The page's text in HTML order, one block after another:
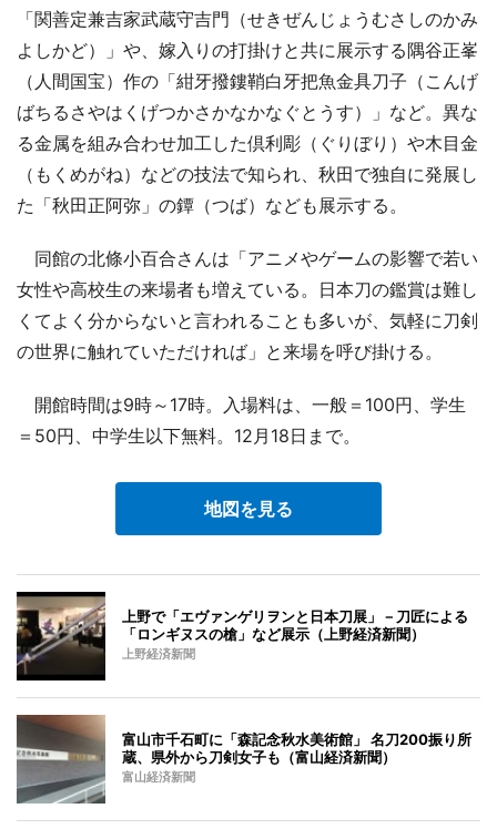
「関善定兼吉家武蔵守吉門（せきぜんじょうむさしのかみ
よしかど）」や、嫁入りの打掛けと共に展示する隅谷正峯
（人間国宝）作の「紺牙撥鏤鞘白牙把魚金具刀子（こんげ
ばちるさやはくげつかさかなかなぐとうす）」など。異な
る金属を組み合わせ加工した倶利彫（ぐりぼり）や木目金
（もくめがね）などの技法で知られ、秋田で独自に発展し
た「秋田正阿弥」の鐔（つば）なども展示する。
同館の北條小百合さんは「アニメやゲームの影響で若い
女性や高校生の来場者も増えている。日本刀の鑑賞は難し
くてよく分からないと言われることも多いが、気軽に刀剣
の世界に触れていただければ」と来場を呼び掛ける。
開館時間は9時～17時。入場料は、一般＝100円、学生
＝50円、中学生以下無料。12月18日まで。
地図を見る
上野で「エヴァンゲリヲンと日本刀展」－刀匠による
「ロンギヌスの槍」など展示（上野経済新聞）
上野経済新聞
富山市千石町に「森記念秋水美術館」 名刀200振り所
蔵、県外から刀剣女子も（富山経済新聞）
富山経済新聞